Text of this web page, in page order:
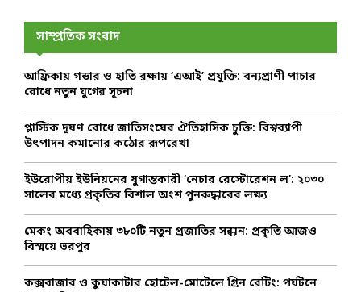
f
r
E
A
সাম্প্রতিক সংবাদ
আফ্রিকায় গন্ডার ও হাতি রক্ষায় ‘এআই’ প্রযুক্তি: বন্যপ্রাণী পাচার
রোধে নতুন যুগের সূচনা
প্লাস্টিক দূষণ রোধে জাতিসংঘের ঐতিহাসিক চুক্তি: বিশ্বব্যাপী
উৎপাদন কমানোর কঠোর রূপরেখা
ইউরোপীয় ইউনিয়নের যুগান্তকারী ‘নেচার রেস্টোরেশন ল’: ২০৩০
সালের মধ্যে প্রকৃতির বিশাল অংশ পুনরুদ্ধারের লক্ষ্য
মেকং অববাহিকায় ৩৮০টি নতুন প্রজাতির সন্ধান: প্রকৃতি আজও
বিস্ময়ে ভরপুর
কক্সবাজার ও কুয়াকাটার হোটেল-মোটেলে গ্রিন রেটিং: পর্যটনে